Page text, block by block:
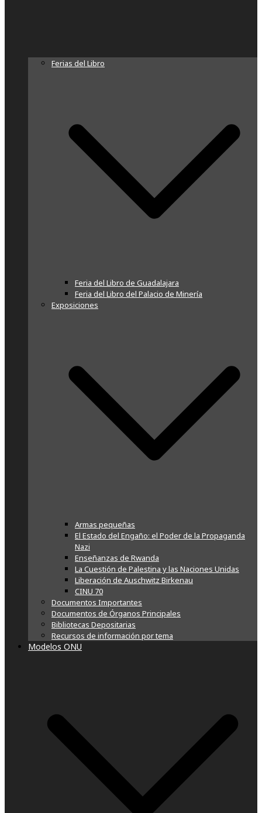
Ferias del Libro
Feria del Libro de Guadalajara
Feria del Libro del Palacio de Minería
Exposiciones
Armas pequeñas
El Estado del Engaño: el Poder de la Propaganda
Nazi
Enseñanzas de Rwanda
La Cuestión de Palestina y las Naciones Unidas
Liberación de Auschwitz Birkenau
CINU 70
Documentos Importantes
Documentos de Órganos Principales
Bibliotecas Depositarias
Recursos de información por tema
Modelos ONU